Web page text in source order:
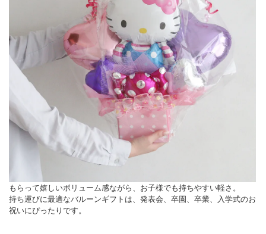
もらって嬉しいボリューム感ながら、お子様でも持ちやすい軽さ。
持ち運びに最適なバルーンギフトは、発表会、卒園、卒業、入学式のお
祝いにぴったりです。